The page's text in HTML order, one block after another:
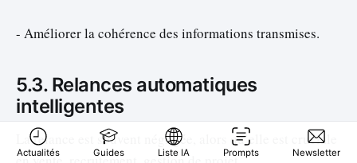
- Améliorer la cohérence des informations transmises.
5.3. Relances automatiques
intelligentes
La relance est souvent négligée, alors qu’elle est cruciale
Actualités Guides Liste IA Prompts Newsletter